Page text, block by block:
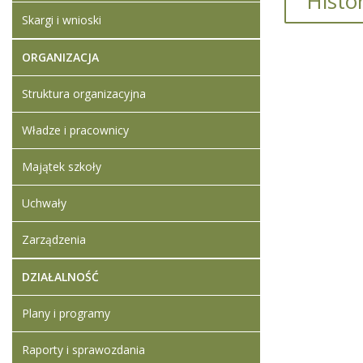
Skargi i wnioski
ORGANIZACJA
Struktura organizacyjna
Władze i pracownicy
Majątek szkoły
Uchwały
Zarządzenia
DZIAŁALNOŚĆ
Plany i programy
Raporty i sprawozdania